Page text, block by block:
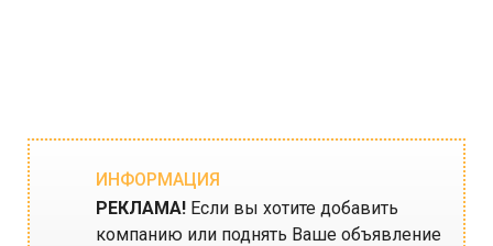
ИНФОРМАЦИЯ
РЕКЛАМА! Если вы хотите добавить
компанию или поднять Ваше объявление